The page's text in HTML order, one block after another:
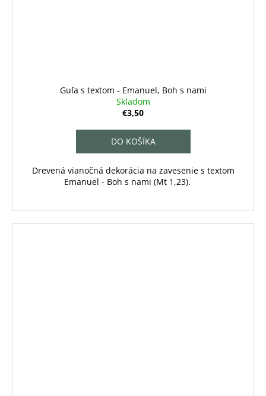
Guľa s textom - Emanuel, Boh s nami
Skladom
€3,50
DO KOŠÍKA
Drevená vianočná dekorácia na zavesenie s textom
Emanuel - Boh s nami (Mt 1,23).